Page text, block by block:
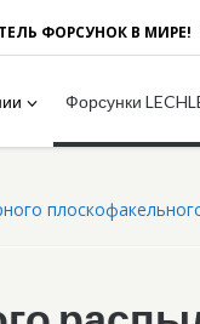
ФОРСУНОК В МИРЕ!
Форсунки